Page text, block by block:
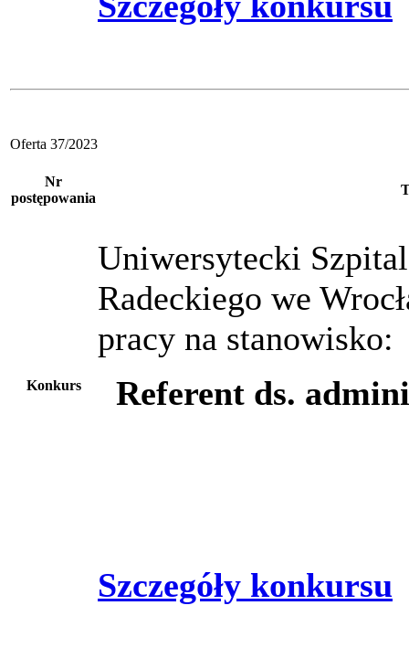
Oferta 37/2023
Nr
postępowania
Konkurs
Uniwersytecki
Radeckiego we
pracy na stanowisko:
Referent ds.
Szczegóły konkursu